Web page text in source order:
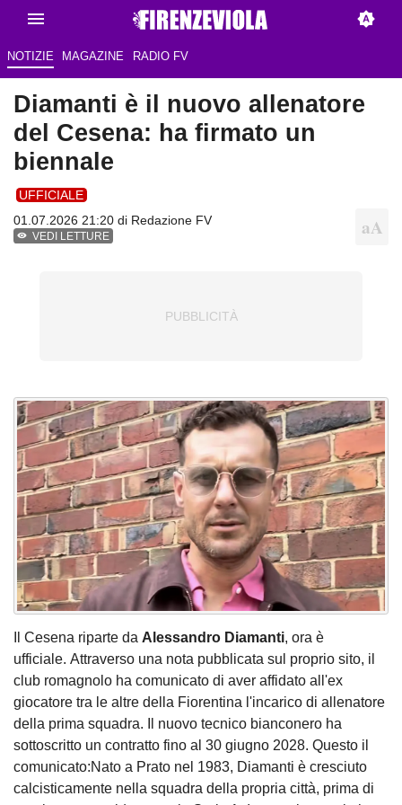
NOTIZIE MAGAZINE RADIO FV
Diamanti è il nuovo allenatore
del Cesena: ha firmato un
biennale
UFFICIALE
01.07.2026 21:20 di Redazione FV
VEDI LETTURE
Il Cesena riparte da Alessandro Diamanti, ora è
ufficiale. Attraverso una nota pubblicata sul proprio sito, il
club romagnolo ha comunicato di aver affidato all'ex
giocatore tra le altre della Fiorentina l'incarico di allenatore
della prima squadra. Il nuovo tecnico bianconero ha
sottoscritto un contratto fino al 30 giugno 2028. Questo il
comunicato:Nato a Prato nel 1983, Diamanti è cresciuto
calcisticamente nella squadra della propria città, prima di